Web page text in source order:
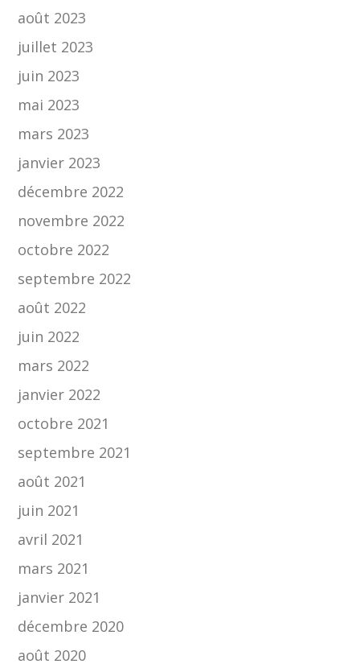
août 2023
juillet 2023
juin 2023
mai 2023
mars 2023
janvier 2023
décembre 2022
novembre 2022
octobre 2022
septembre 2022
août 2022
juin 2022
mars 2022
janvier 2022
octobre 2021
septembre 2021
août 2021
juin 2021
avril 2021
mars 2021
janvier 2021
décembre 2020
août 2020